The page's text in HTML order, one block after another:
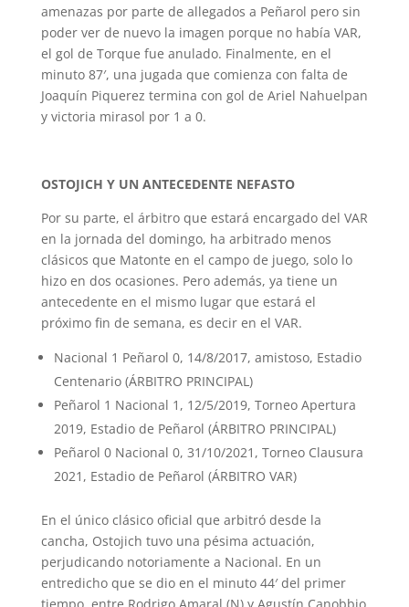
amenazas por parte de allegados a Peñarol pero sin
poder ver de nuevo la imagen porque no había VAR,
el gol de Torque fue anulado. Finalmente, en el
minuto 87′, una jugada que comienza con falta de
Joaquín Piquerez termina con gol de Ariel Nahuelpan
y victoria mirasol por 1 a 0.
OSTOJICH Y UN ANTECEDENTE NEFASTO
Por su parte, el árbitro que estará encargado del VAR
en la jornada del domingo, ha arbitrado menos
clásicos que Matonte en el campo de juego, solo lo
hizo en dos ocasiones. Pero además, ya tiene un
antecedente en el mismo lugar que estará el
próximo fin de semana, es decir en el VAR.
Nacional 1 Peñarol 0, 14/8/2017, amistoso, Estadio
Centenario (ÁRBITRO PRINCIPAL)
Peñarol 1 Nacional 1, 12/5/2019, Torneo Apertura
2019, Estadio de Peñarol (ÁRBITRO PRINCIPAL)
Peñarol 0 Nacional 0, 31/10/2021, Torneo Clausura
2021, Estadio de Peñarol (ÁRBITRO VAR)
En el único clásico oficial que arbitró desde la
cancha, Ostojich tuvo una pésima actuación,
perjudicando notoriamente a Nacional. En un
entredicho que se dio en el minuto 44′ del primer